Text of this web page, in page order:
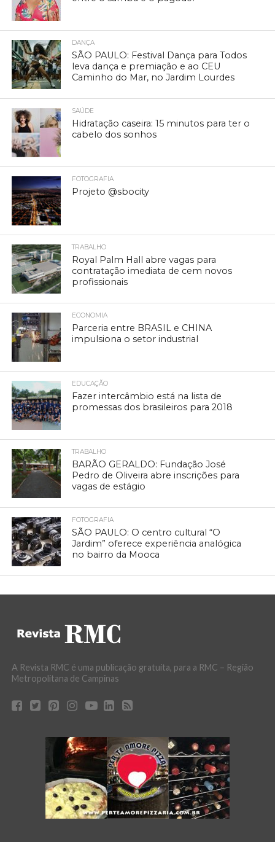
DANÇA
SÃO PAULO: Festival Dança para Todos
leva dança e premiação e ao CEU
Caminho do Mar, no Jardim Lourdes
SAÚDE
Hidratação caseira: 15 minutos para ter o
cabelo dos sonhos
FOTOGRAFIA
Projeto @sbocity
TRABALHO
Royal Palm Hall abre vagas para
contratação imediata de cem novos
profissionais
ECONOMIA
Parceria entre BRASIL e CHINA
impulsiona o setor industrial
EDUCAÇÃO
Fazer intercâmbio está na lista de
promessas dos brasileiros para 2018
TRABALHO
BARÃO GERALDO: Fundação José
Pedro de Oliveira abre inscrições para
vagas de estágio
FOTOGRAFIA
SÃO PAULO: O centro cultural “O
Jardim” oferece experiência analógica
no bairro da Mooca
A Revista RMC é uma publicação gratuita, para a RMC – Região
Metropolitana de Campinas